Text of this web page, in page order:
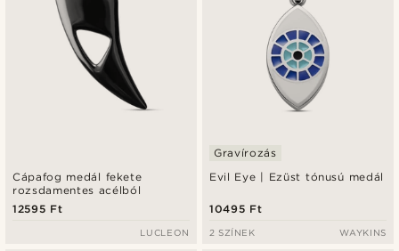
Cápafog medál fekete
rozsdamentes acélból
12595 Ft
LUCLEON
Evil Eye | Ezüst tónusú medál
Gravírozás
10495 Ft
2 SZÍNEK WAYKINS